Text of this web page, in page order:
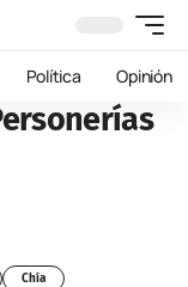
Política Opinión
Chía